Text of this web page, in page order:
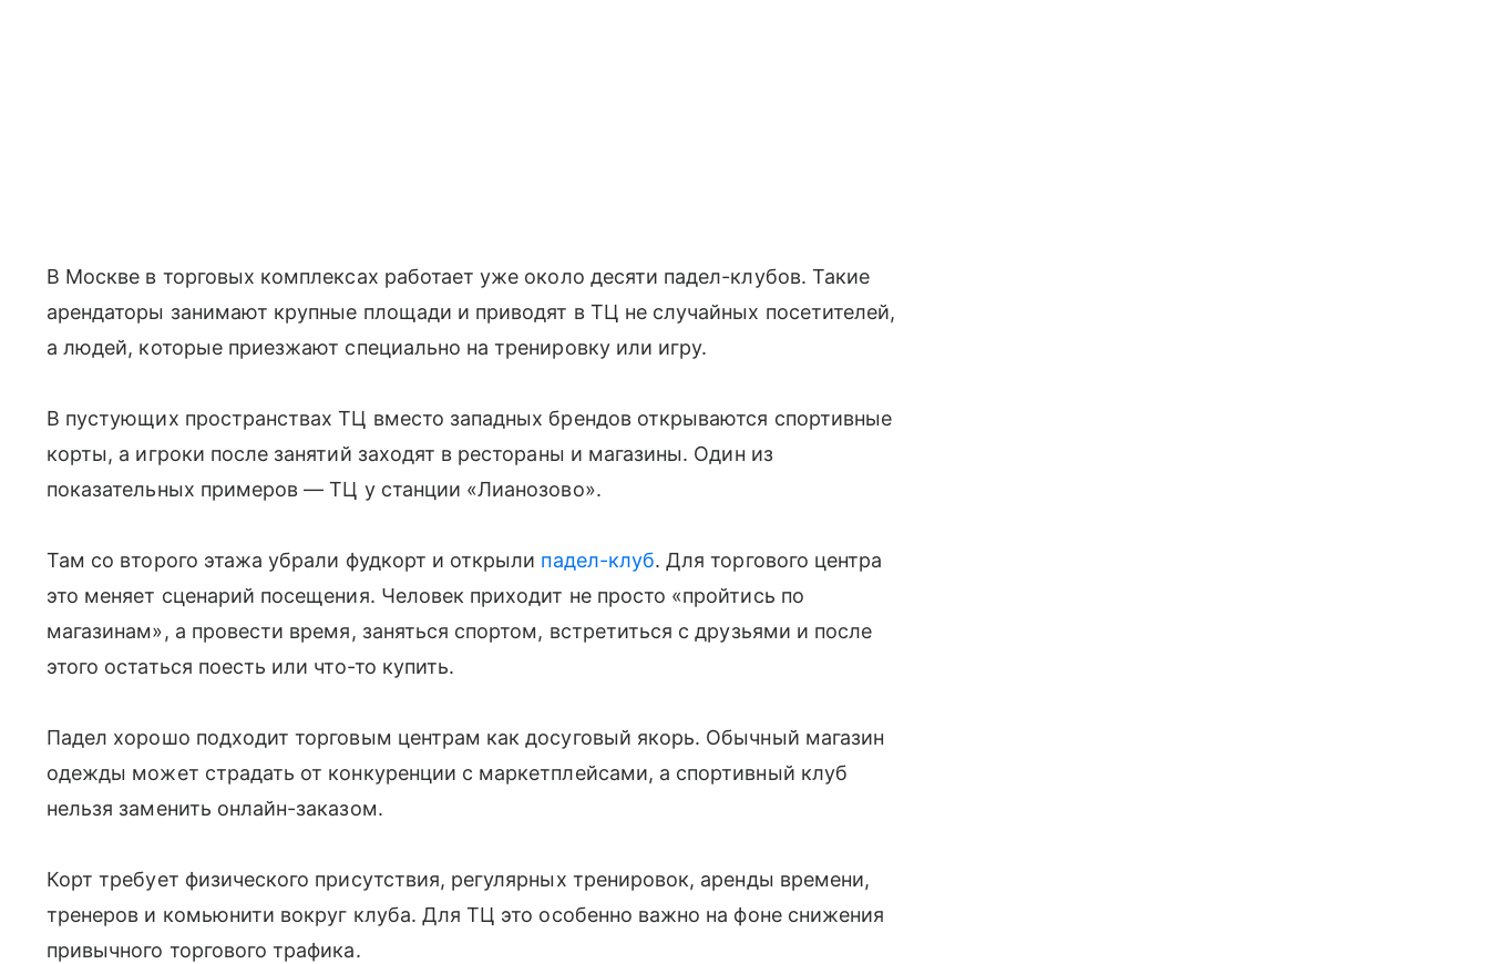
В Москве в торговых комплексах работает уже около десяти падел-клубов. Такие
арендаторы занимают крупные площади и приводят в ТЦ не случайных посетителей,
а людей, которые приезжают специально на тренировку или игру.
В пустующих пространствах ТЦ вместо западных брендов открываются спортивные
корты, а игроки после занятий заходят в рестораны и магазины. Один из
показательных примеров — ТЦ у станции «Лианозово».
Там со второго этажа убрали фудкорт и открыли падел-клуб. Для торгового центра
это меняет сценарий посещения. Человек приходит не просто «пройтись по
магазинам», а провести время, заняться спортом, встретиться с друзьями и после
этого остаться поесть или что-то купить.
Падел хорошо подходит торговым центрам как досуговый якорь. Обычный магазин
одежды может страдать от конкуренции с маркетплейсами, а спортивный клуб
нельзя заменить онлайн-заказом.
Корт требует физического присутствия, регулярных тренировок, аренды времени,
тренеров и комьюнити вокруг клуба. Для ТЦ это особенно важно на фоне снижения
привычного торгового трафика.